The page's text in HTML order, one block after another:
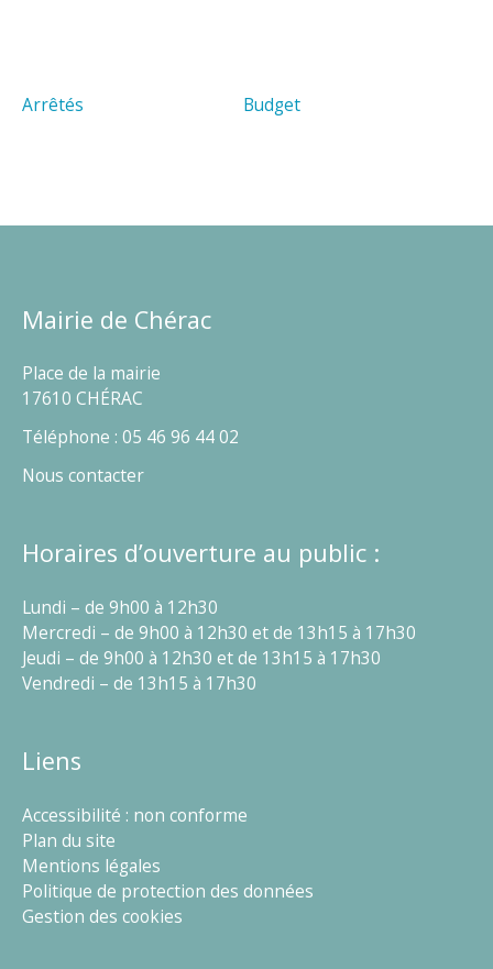
Arrêtés Budget
Mairie de Chérac
Place de la mairie
17610 CHÉRAC
Téléphone : 05 46 96 44 02
Nous contacter
Horaires d’ouverture au public :
Lundi – de 9h00 à 12h30
Mercredi – de 9h00 à 12h30 et de 13h15 à 17h30
Jeudi – de 9h00 à 12h30 et de 13h15 à 17h30
Vendredi – de 13h15 à 17h30
Liens
Accessibilité : non conforme
Plan du site
Mentions légales
Politique de protection des données
Gestion des cookies